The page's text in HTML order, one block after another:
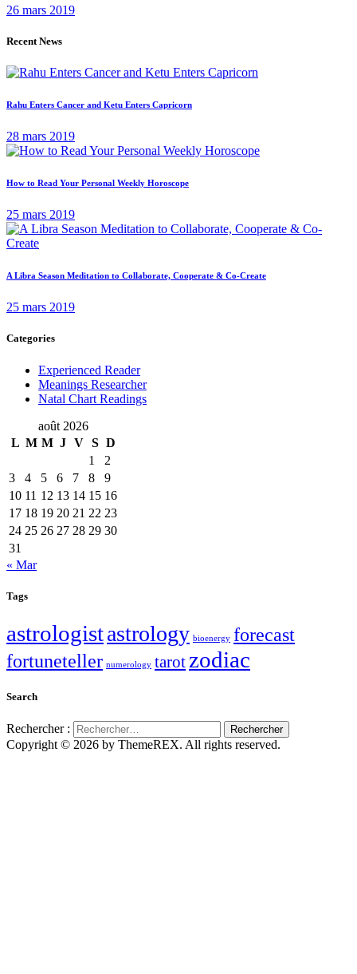
26 mars 2019
Recent News
Rahu Enters Cancer and Ketu Enters Capricorn
28 mars 2019
How to Read Your Personal Weekly Horoscope
25 mars 2019
A Libra Season Meditation to Collaborate, Cooperate & Co-Create
25 mars 2019
Categories
Experienced Reader
Meanings Researcher
Natal Chart Readings
août 2026
L M M J V S D
1
2
3
4 5 6 7 8
9
10 11 12 13 14 15 16
17 18 19 20 21 22 23
24 25 26 27 28 29 30
31
« Mar
Tags
astrologistastrology bioenergy forecast
fortuneteller numerology tarot zodiac
Search
Rechercher :
Copyright © 2026 by ThemeREX. All rights reserved.